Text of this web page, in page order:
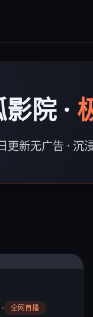
院 ·
更新无广告 · 沉
全网首播